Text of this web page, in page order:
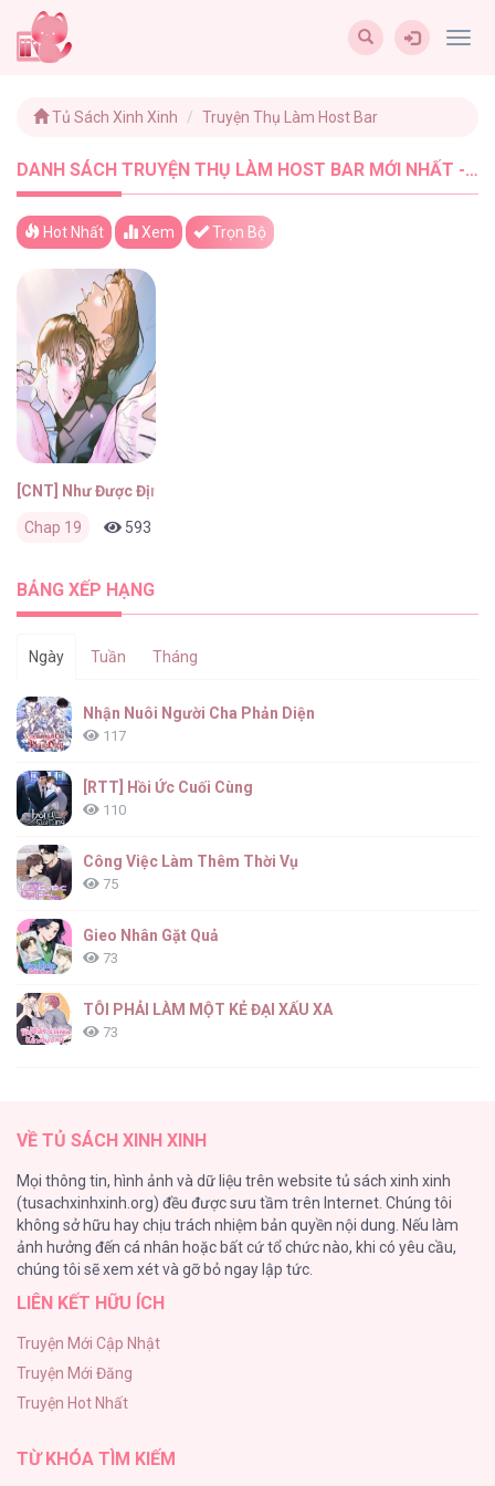
Tủ Sách Xinh Xinh Truyện Thụ Làm Host Bar
DANH SÁCH TRUYỆN THỤ LÀM HOST BAR MỚI NHẤT - TUSACHXINHXINH (1)
Hot Nhất Xem Trọn Bộ
[CNT] Như Được Định Sẵn
Chap 19 593
BẢNG XẾP HẠNG
Ngày Tuần Tháng
Nhận Nuôi Người Cha Phản Diện
117
[RTT] Hồi Ức Cuối Cùng
110
Công Việc Làm Thêm Thời Vụ
75
Gieo Nhân Gặt Quả
73
TÔI PHẢI LÀM MỘT KẺ ĐẠI XẤU XA
73
62
Serena
59
Thoát Khỏi Tầng Hầm
HEAVY RAIN
55
VỀ TỦ SÁCH XINH XINH
Mọi thông tin, hình ảnh và dữ liệu trên website tủ sách xinh xinh
(tusachxinhxinh.org) đều được sưu tầm trên Internet. Chúng tôi
không sở hữu hay chịu trách nhiệm bản quyền nội dung. Nếu làm
ảnh hưởng đến cá nhân hoặc bất cứ tổ chức nào, khi có yêu cầu,
chúng tôi sẽ xem xét và gỡ bỏ ngay lập tức.
LIÊN KẾT HỮU ÍCH
Truyện Mới Cập Nhật
Truyện Mới Đăng
Truyện Hot Nhất
TỪ KHÓA TÌM KIẾM